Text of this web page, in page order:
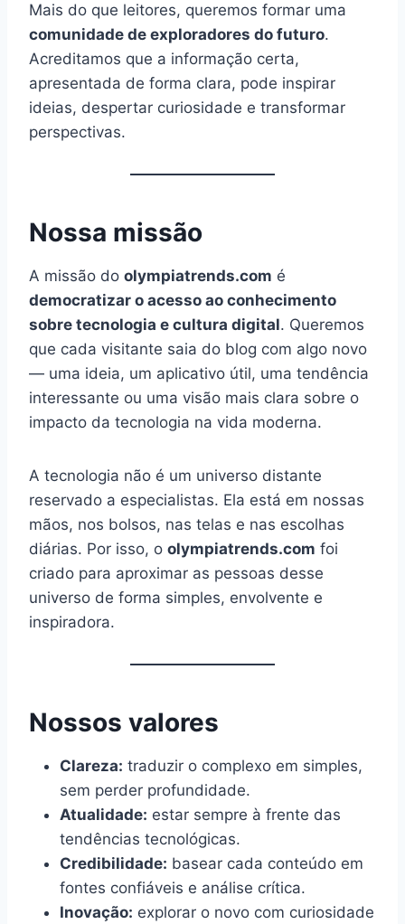
Mais do que leitores, queremos formar uma
comunidade de exploradores do futuro.
Acreditamos que a informação certa,
apresentada de forma clara, pode inspirar
ideias, despertar curiosidade e transformar
perspectivas.
Nossa missão
A missão do olympiatrends.com é
democratizar o acesso ao conhecimento
sobre tecnologia e cultura digital. Queremos
que cada visitante saia do blog com algo novo
— uma ideia, um aplicativo útil, uma tendência
interessante ou uma visão mais clara sobre o
impacto da tecnologia na vida moderna.
A tecnologia não é um universo distante
reservado a especialistas. Ela está em nossas
mãos, nos bolsos, nas telas e nas escolhas
diárias. Por isso, o olympiatrends.com foi
criado para aproximar as pessoas desse
universo de forma simples, envolvente e
inspiradora.
Nossos valores
Clareza: traduzir o complexo em simples,
sem perder profundidade.
Atualidade: estar sempre à frente das
tendências tecnológicas.
Credibilidade: basear cada conteúdo em
fontes confiáveis e análise crítica.
Inovação: explorar o novo com curiosidade